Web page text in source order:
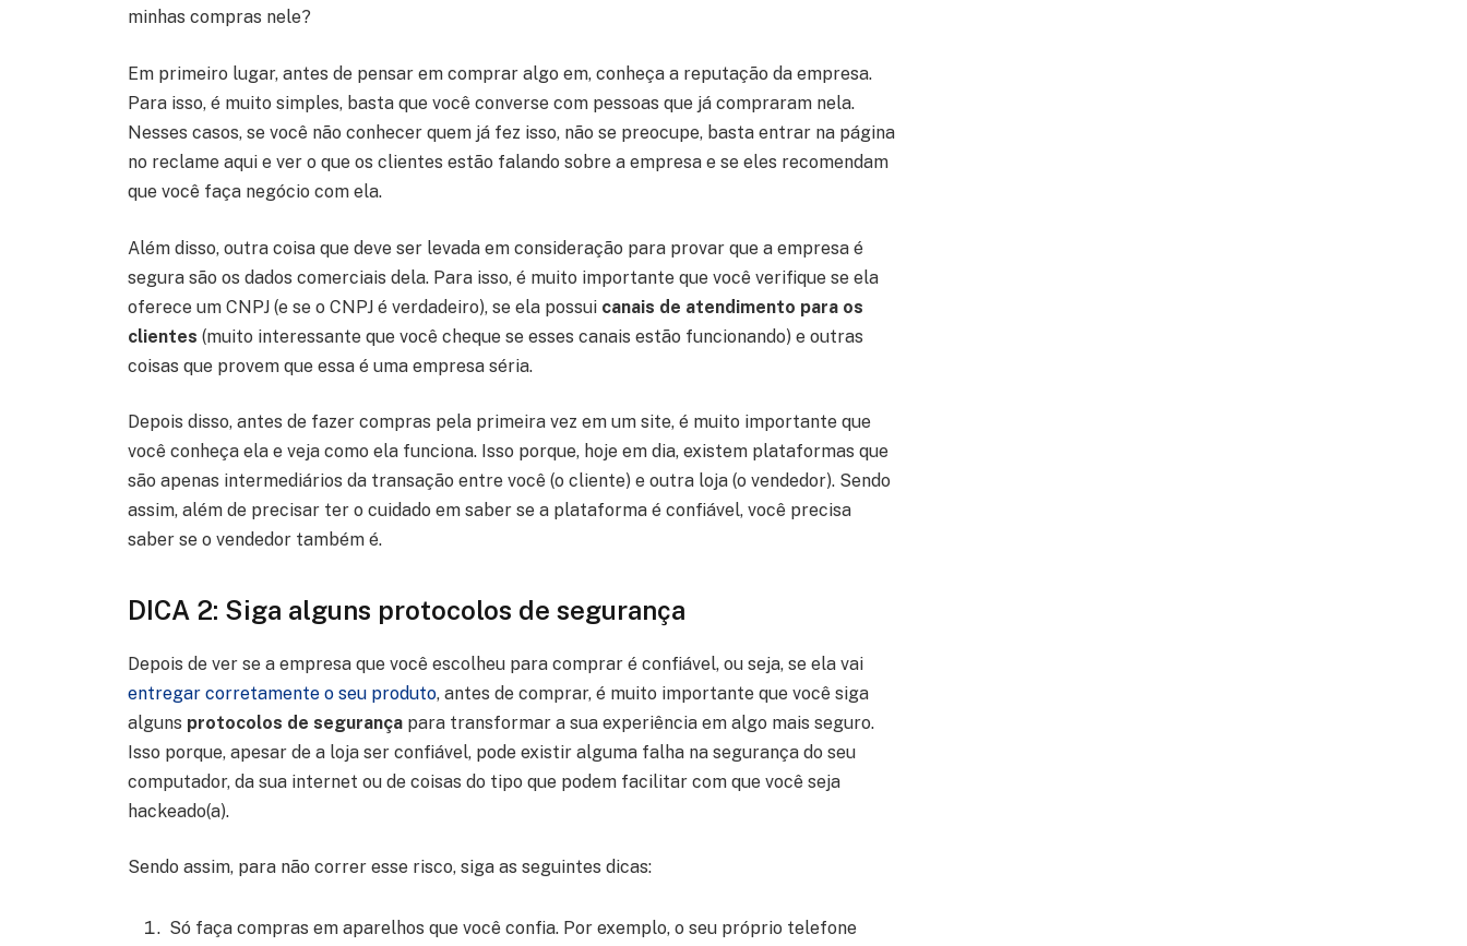
minhas compras nele?
Em primeiro lugar, antes de pensar em comprar algo em, conheça a reputação da empresa.
Para isso, é muito simples, basta que você converse com pessoas que já compraram nela.
Nesses casos, se você não conhecer quem já fez isso, não se preocupe, basta entrar na página
no reclame aqui e ver o que os clientes estão falando sobre a empresa e se eles recomendam
que você faça negócio com ela.
Além disso, outra coisa que deve ser levada em consideração para provar que a empresa é
segura são os dados comerciais dela. Para isso, é muito importante que você verifique se ela
oferece um CNPJ (e se o CNPJ é verdadeiro), se ela possui canais de atendimento para os
clientes (muito interessante que você cheque se esses canais estão funcionando) e outras
coisas que provem que essa é uma empresa séria.
Depois disso, antes de fazer compras pela primeira vez em um site, é muito importante que
você conheça ela e veja como ela funciona. Isso porque, hoje em dia, existem plataformas que
são apenas intermediários da transação entre você (o cliente) e outra loja (o vendedor). Sendo
assim, além de precisar ter o cuidado em saber se a plataforma é confiável, você precisa
saber se o vendedor também é.
DICA 2: Siga alguns protocolos de segurança
Depois de ver se a empresa que você escolheu para comprar é confiável, ou seja, se ela vai
entregar corretamente o seu produto, antes de comprar, é muito importante que você siga
alguns protocolos de segurança para transformar a sua experiência em algo mais seguro.
Isso porque, apesar de a loja ser confiável, pode existir alguma falha na segurança do seu
computador, da sua internet ou de coisas do tipo que podem facilitar com que você seja
hackeado(a).
Sendo assim, para não correr esse risco, siga as seguintes dicas:
Só faça compras em aparelhos que você confia. Por exemplo, o seu próprio telefone